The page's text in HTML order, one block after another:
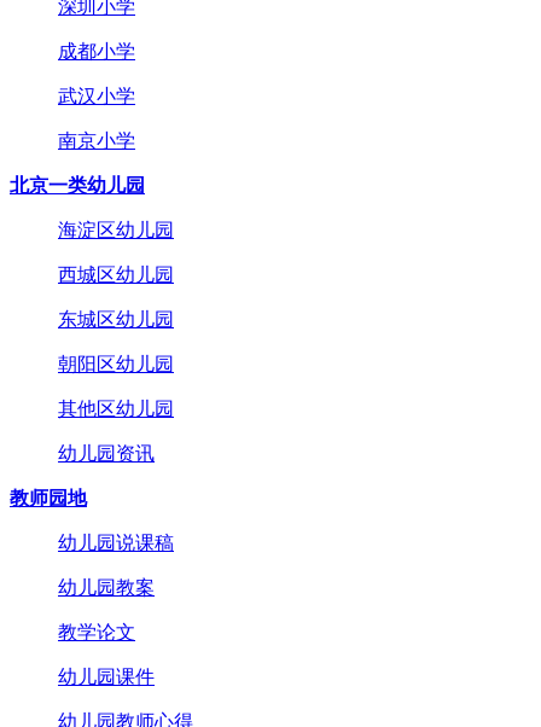
深圳小学
成都小学
武汉小学
南京小学
北京一类幼儿园
海淀区幼儿园
西城区幼儿园
东城区幼儿园
朝阳区幼儿园
其他区幼儿园
幼儿园资讯
教师园地
幼儿园说课稿
幼儿园教案
教学论文
幼儿园课件
幼儿园教师心得